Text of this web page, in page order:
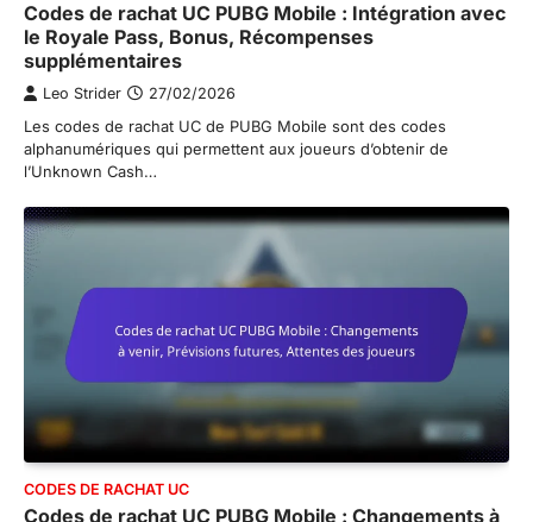
Codes de rachat UC PUBG Mobile : Intégration avec
le Royale Pass, Bonus, Récompenses
supplémentaires
Leo Strider 27/02/2026
Les codes de rachat UC de PUBG Mobile sont des codes
alphanumériques qui permettent aux joueurs d’obtenir de
l’Unknown Cash…
CODES DE RACHAT UC
Codes de rachat UC PUBG Mobile : Changements à